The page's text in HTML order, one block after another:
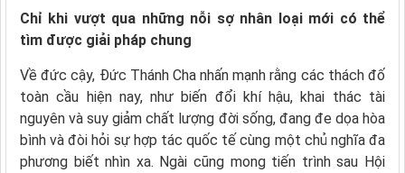
Chỉ khi vượt qua những nỗi sợ nhân loại mới có thể
tìm được giải pháp chung
Về đức cậy, Đức Thánh Cha nhấn mạnh rằng các thách đố
toàn cầu hiện nay, như biến đổi khí hậu, khai thác tài
nguyên và suy giảm chất lượng đời sống, đang đe dọa hòa
bình và đòi hỏi sự hợp tác quốc tế cùng một chủ nghĩa đa
phương biết nhìn xa. Ngài cũng mong tiến trình sau Hội